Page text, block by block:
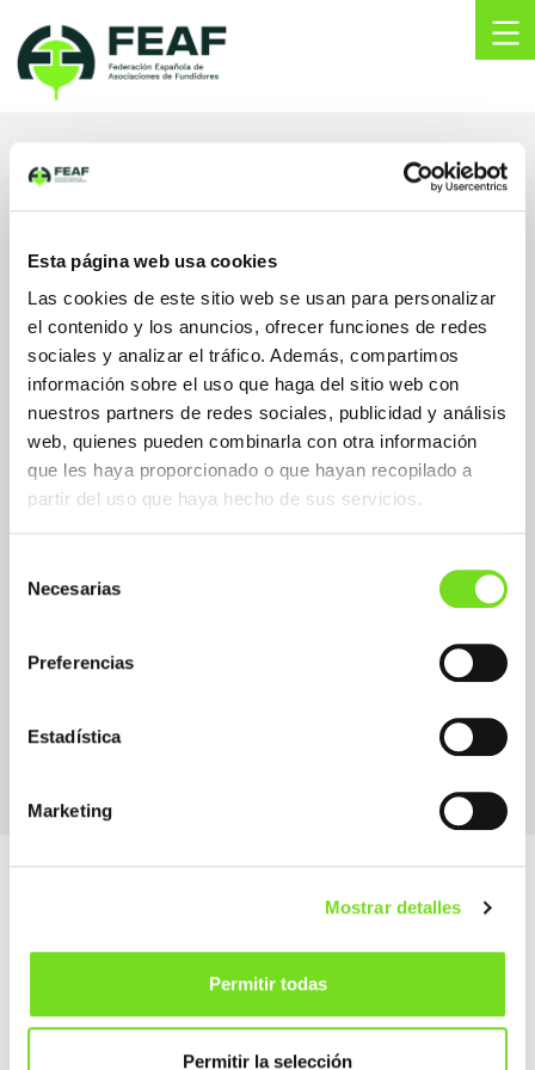
Esta página web usa cookies
Las cookies de este sitio web se usan para personalizar
el contenido y los anuncios, ofrecer funciones de redes
sociales y analizar el tráfico. Además, compartimos
información sobre el uso que haga del sitio web con
nuestros partners de redes sociales, publicidad y análisis
web, quienes pueden combinarla con otra información
que les haya proporcionado o que hayan recopilado a
partir del uso que haya hecho de sus servicios.
Necesarias
Preferencias
Estadística
Marketing
Mostrar detalles
Permitir todas
Permitir la selección
content
Española
de
Asociaciones
de
C/ Las Mercedes 31, 1º Dpto 10 -
Edificio Abra 3 -
48930, Getxo
Bizkaia, España
iabendano@hossl.com
www.hossl.com/es/
94 480 00 18
Machinery and Equipment Goods
Alameda Urquijo, 33 – 1D
48008 Bilbao (Bizkaia)